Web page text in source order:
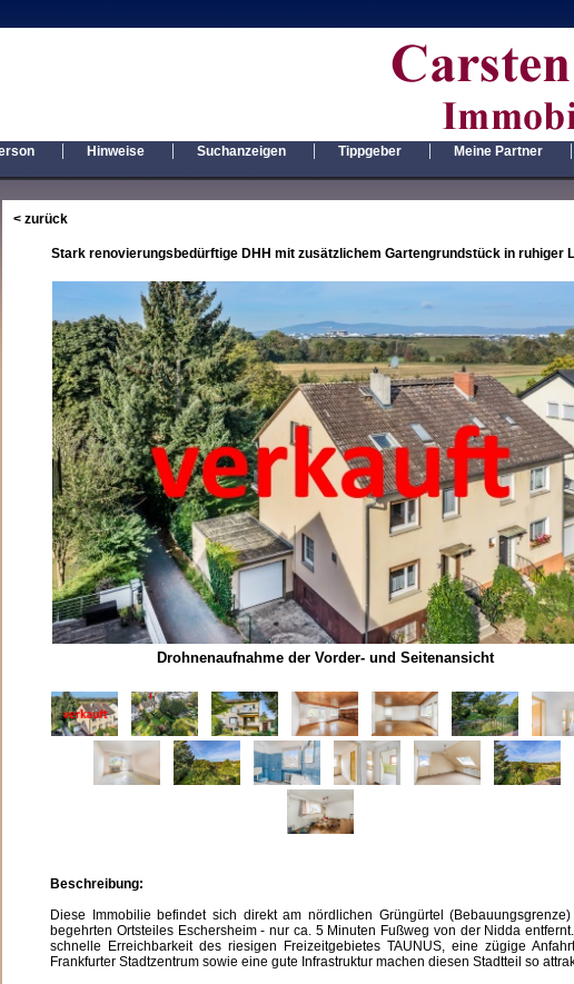
| Hinweise | Suchanzeigen | Tippgeber | Meine Partner
< zurück
Stark renovierungsbedürftige DHH mit zusätzlichem Gartengrundstück in ruhiger
Drohnenaufnahme der Vorder- und Seitenansicht
Beschreibung:
Diese Immobilie befindet sich direkt am nördlichen Grüngürtel
begehrten Ortsteiles Eschersheim - nur ca. 5 Minuten Fußweg von der Nidda
schnelle Erreichbarkeit des riesigen Freizeitgebietes TAUNUS, eine zügige
Frankfurter Stadtzentrum sowie eine gute Infrastruktur machen diesen Stadtteil so